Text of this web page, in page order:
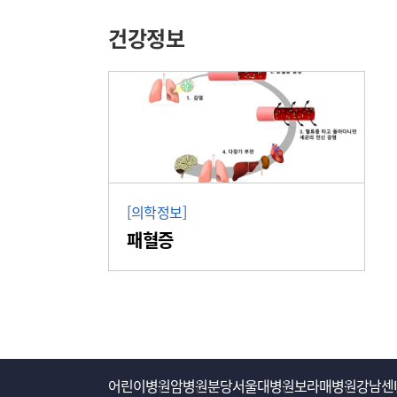
건강정보
[의학정보]
패혈증
어린이병원암병원분당서울대병원보라매병원강남센